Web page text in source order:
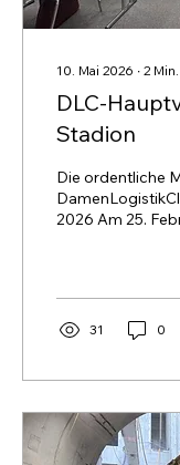
10. Mai 2026 ∙ 2 Min.
DLC-
Stadion
Die ordentliche
2026 Am 25. Februar 2026 fand im IZD
Unter dem
die Frage im
und
können.
31 0